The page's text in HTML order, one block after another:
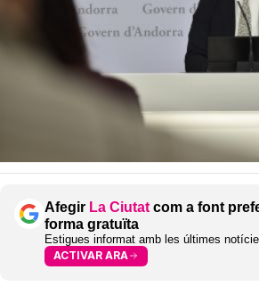
Afegir La Ciutat com a font
forma gratuïta
Estigues informat amb les últimes
ACTIVAR ARA